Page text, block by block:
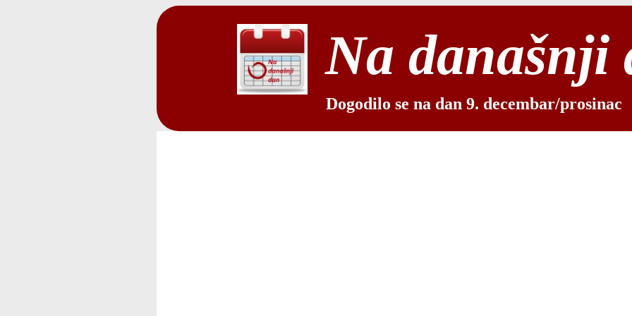
Na današnji
Dogodilo se na dan 9. decembar/prosinac